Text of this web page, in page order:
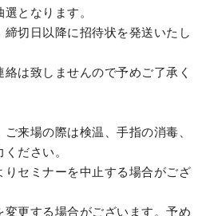
となります。
切日以降に招待状を発送いたし
は致しませんので予めご了承く
来場の際は検温、手指の消毒、
ださい。
セミナーを中止する場合がござ
更する場合がございます。予め